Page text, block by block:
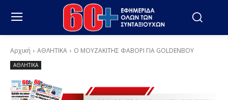
Αρχική ΑΘΛΗΤΙΚΑ Ο ΜΟΥΖΑΚΙΤΗΣ ΦΑΒΟΡΙ ΓΙΑ GOLDENBOY
ΑΘΛΗΤΙΚΑ